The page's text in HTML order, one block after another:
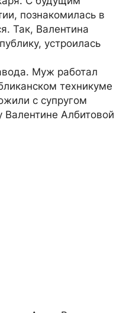
познакомилась в
Так, Валентина
устроилась
Муж работал
техникуме
с супругом
Валентине Албитовой